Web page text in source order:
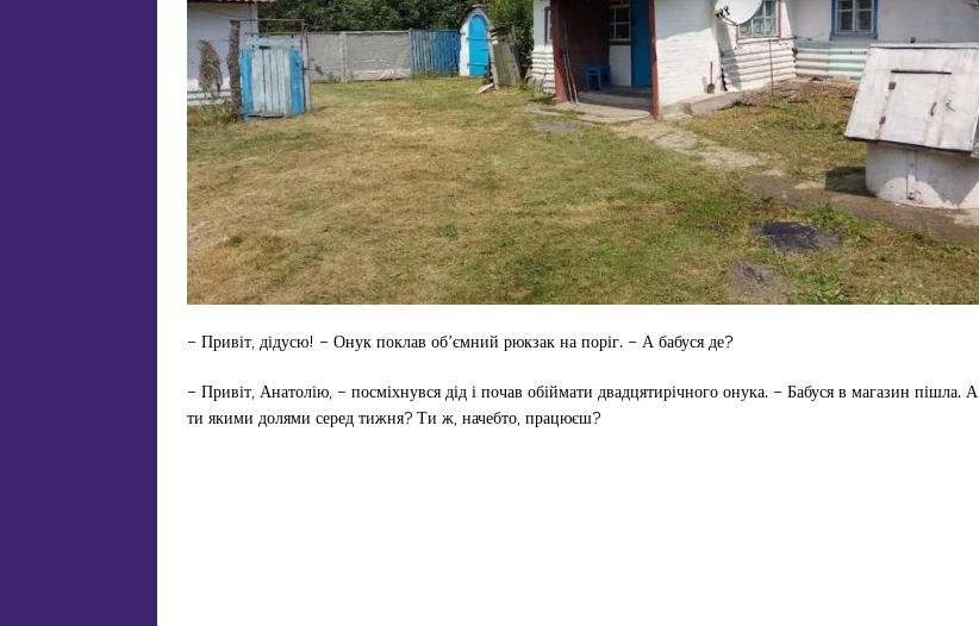
– Привіт, дідусю! – Онук поклав об’ємний рюкзак на поріг. – А бабуся де?
– Привіт, Анатолію, – посміхнувся дід і почав обіймати двадцятирічного онука. – Бабуся в магазин пішла. А
ти якими долями серед тижня? Ти ж, начебто, працюєш?